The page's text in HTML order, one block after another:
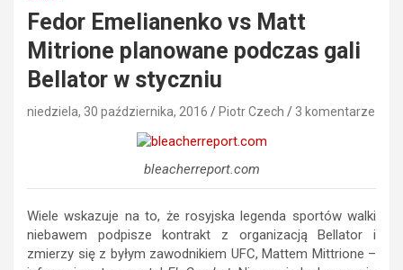
Fedor Emelianenko vs Matt
Mitrione planowane podczas gali
Bellator w styczniu
niedziela, 30 października, 2016 Piotr Czech 3 komentarze
bleacherreport.com
Wiele wskazuje na to, że rosyjska legenda sportów walki
niebawem podpisze kontrakt z organizacją Bellator i
zmierzy się z byłym zawodnikiem UFC, Mattem Mittrione –